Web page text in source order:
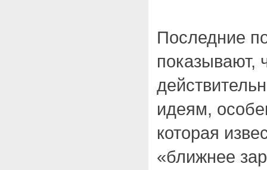
Последние
показывают,
идеям,
которая
«ближнее